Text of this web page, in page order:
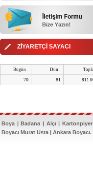
ZİYARETÇİ SAYACI
Bugün Dün
70 81
Boya | Badana | Alçı |
Boyacı Murat Usta | Ankara Boyacı.